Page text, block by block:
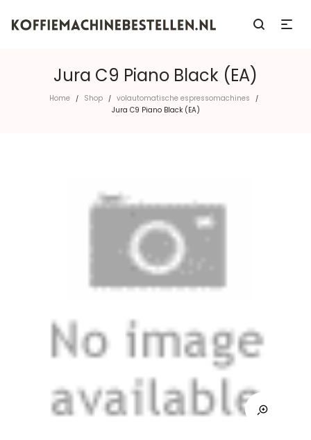
Jura C9 Piano Black (EA)
Home / Shop / volautomatische espressomachines /
Jura C9 Piano Black (EA)